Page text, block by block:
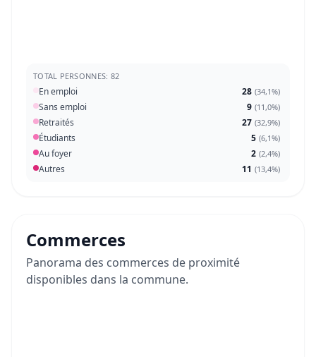
TOTAL PERSONNES: 82
En emploi 28 (34,1%)
Sans emploi 9 (11,0%)
Retraités 27 (32,9%)
Étudiants 5 (6,1%)
Au foyer 2 (2,4%)
Autres 11 (13,4%)
Commerces
Panorama des commerces de proximité
disponibles dans la commune.